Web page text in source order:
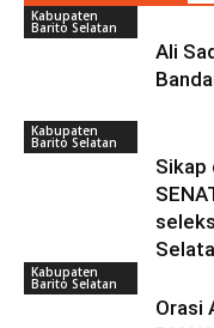
Kabupaten
Barito Selatan
Ali
Kabupaten
Barito Selatan
Sikap
Kabupaten
Barito Selatan
Orasi